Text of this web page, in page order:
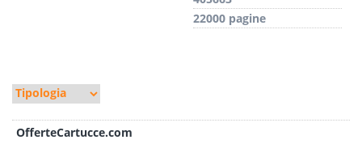
22000 pagine
OfferteCartucce.com